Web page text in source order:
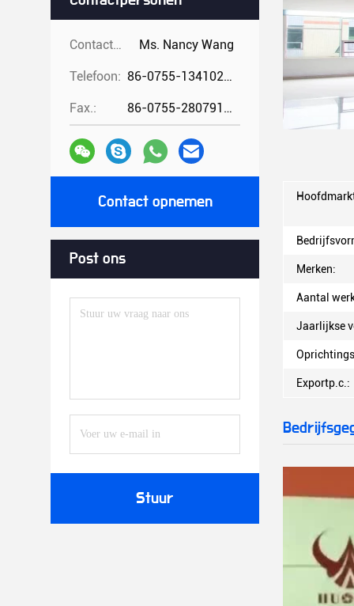
Contactpersonen: Ms. Nancy Wang
Telefoon: 86-0755-13410274294
Fax.: 86-0755-28079166
Contact opnemen
Post ons
Stuur
Merken:
Aantal
Jaarlijkse
Exportp.c.: